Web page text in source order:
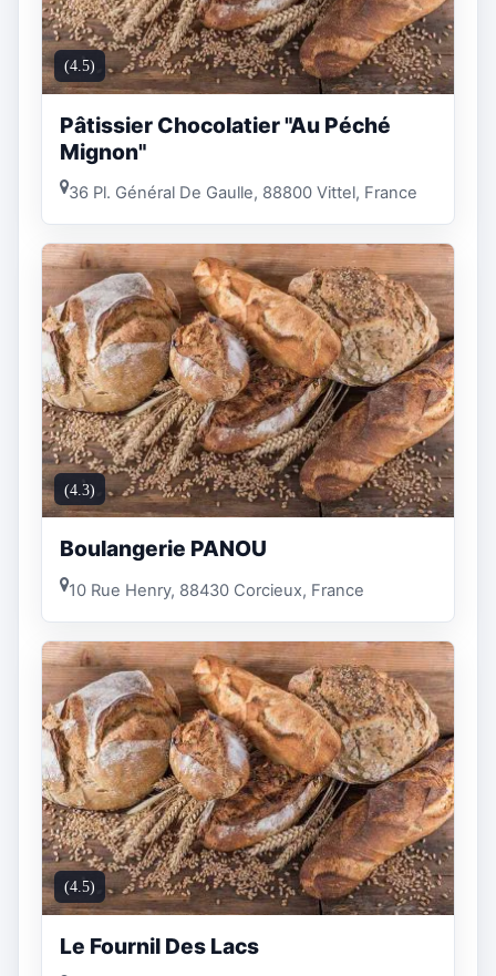
(4.5)
Pâtissier Chocolatier "Au Péché
Mignon"
36 Pl. Général De Gaulle, 88800 Vittel, France
(4.3)
Boulangerie PANOU
10 Rue Henry, 88430 Corcieux, France
(4.5)
Le Fournil Des Lacs